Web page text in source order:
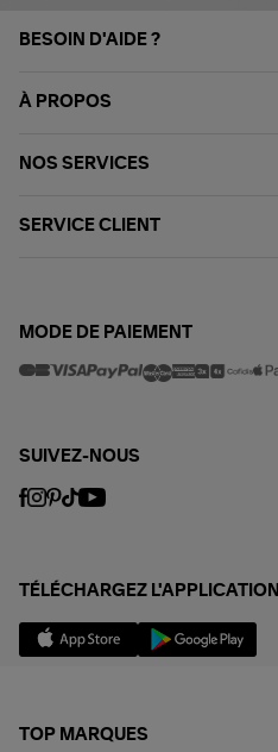
BESOIN D'AIDE ?
À PROPOS
NOS SERVICES
SERVICE CLIENT
MODE DE PAIEMENT
SUIVEZ-NOUS
TÉLÉCHARGEZ L'APPLICATION
TOP MARQUES